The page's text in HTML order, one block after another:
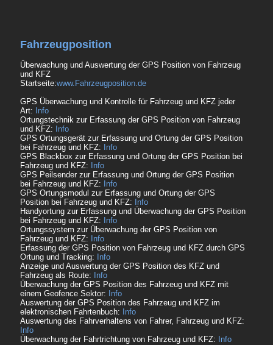
Fahrzeugposition
Überwachung und Auswertung der GPS Position von Fahrzeug
und KFZ
Startseite:www.Fahrzeugposition.de
GPS Überwachung und Kontrolle für Fahrzeug und KFZ jeder
Art:
Info
Ortungstechnik zur Erfassung der GPS Position von Fahrzeug
und KFZ:
Info
GPS Ortungsgerät zur Erfassung und Ortung der GPS Position
bei Fahrzeug und KFZ:
Info
GPS Blackbox zur Erfassung und Ortung der GPS Position bei
Fahrzeug und KFZ:
Info
GPS Peilsender zur Erfassung und Ortung der GPS Position
bei Fahrzeug und KFZ:
Info
GPS Ortungsmodul zur Erfassung und Ortung der GPS
Position bei Fahrzeug und KFZ:
Info
Handyortung zur Erfassung und Überwachung der GPS Position
bei Fahrzeug und KFZ:
Info
Ortungssystem zur Überwachung der GPS Position von
Fahrzeug und KFZ:
Info
Erfassung der GPS Position von Fahrzeug und KFZ durch GPS
Ortung und Tracking:
Info
Anzeige und Auswertung der GPS Position des KFZ und
Fahrzeug als Route:
Info
Überwachung der GPS Position des Fahrzeug und KFZ mit
einem Geofence Sektor:
Info
Auswertung der GPS Position des Fahrzeug und KFZ im
elektronischen Fahrtenbuch:
Info
Auswertung des Fahrverhaltens von Fahrer, Fahrzeug und KFZ:
Info
Überwachung der Fahrtrichtung von Fahrzeug und KFZ:
Info